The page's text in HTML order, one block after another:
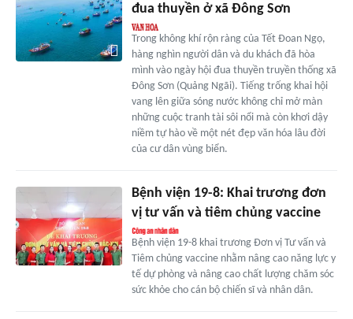
đua thuyền ở xã Đông Sơn
Trong không khí rộn ràng của Tết Đoan Ngọ,
hàng nghìn người dân và du khách đã hòa
mình vào ngày hội đua thuyền truyền thống xã
Đông Sơn (Quảng Ngãi). Tiếng trống khai hội
vang lên giữa sóng nước không chỉ mở màn
những cuộc tranh tài sôi nổi mà còn khơi dậy
niềm tự hào về một nét đẹp văn hóa lâu đời
của cư dân vùng biển.
Bệnh viện 19-8: Khai trương đơn
vị tư vấn và tiêm chủng vaccine
Bệnh viện 19-8 khai trương Đơn vị Tư vấn và
Tiêm chủng vaccine nhằm nâng cao năng lực y
tế dự phòng và nâng cao chất lượng chăm sóc
sức khỏe cho cán bộ chiến sĩ và nhân dân.